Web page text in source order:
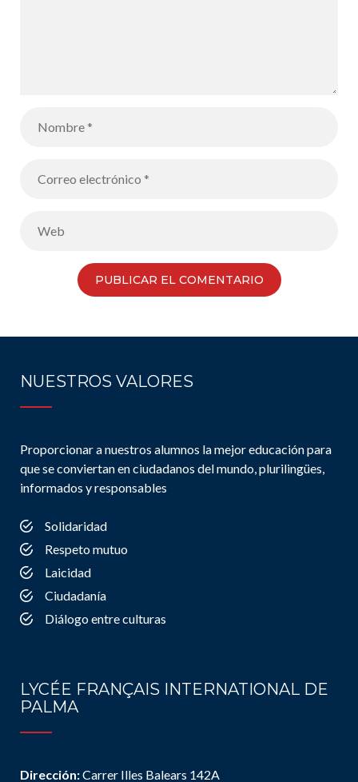
NUESTROS VALORES
Proporcionar a nuestros alumnos la mejor educación para
que se conviertan en ciudadanos del mundo, plurilingües,
informados y responsables
Solidaridad
Respeto mutuo
Laicidad
Ciudadanía
Diálogo entre culturas
LYCÉE FRANÇAIS INTERNATIONAL DE
PALMA
Dirección:Carrer Illes Balears 142A